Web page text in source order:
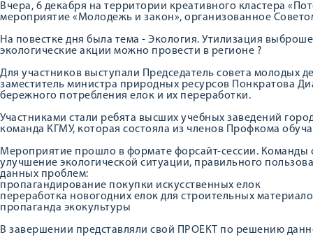
Вчера, 6 декабря на территории креативного кластера
мероприятие «Молодежь и закон», организованное
На повестке дня была тема - Экология. Утилизация
экологические акции можно провести в регионе ?
Для участников выступали Председатель совета молодых
заместитель министра природных ресурсов Понкратова
бережного потребления елок и их переработки.
Участниками стали ребята высших учебных заведений
команда КГМУ, которая состояла из членов Профкома
Мероприятие прошло в формате форсайт-сессии. Команды
улучшение экологической ситуации, правильного
данных проблем:
пропагандирование покупки искусственных елок
переработка новогодних елок для строительных
пропаганда экокультуры
В завершении представляли свой ПРОЕКТ по решению